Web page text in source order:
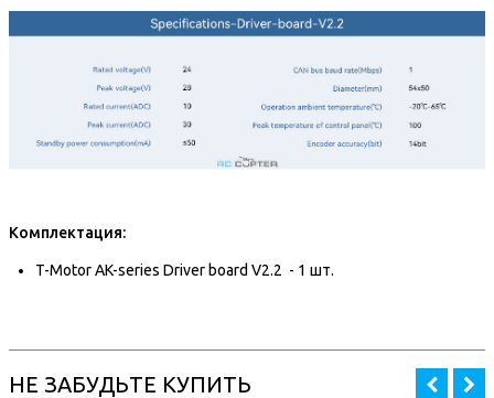
Комплектация:
T-Motor AK-series Driver board V2.2 - 1 шт.
НЕ ЗАБУДЬТЕ КУПИТЬ